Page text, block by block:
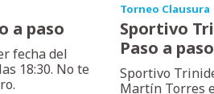
a paso
fecha del
18:30. No te
Torneo Clausura
Sportivo
Paso a paso
Sportivo
Martín Torres